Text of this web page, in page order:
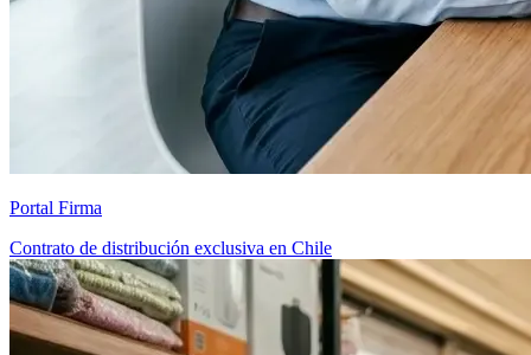
Portal Firma
Contrato de distribución exclusiva en Chile